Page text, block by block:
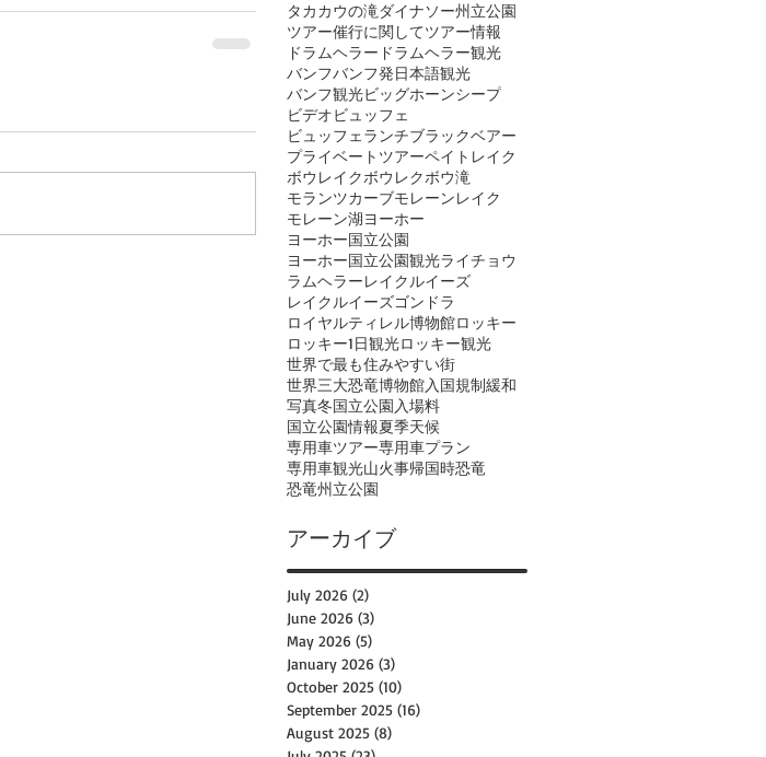
タカカウの滝ダイナソー州立公園
ツアー催行に関してツアー情報
ドラムヘラー ドラムヘラー観光
バンフバンフ発日本語観光
バンフ観光ビッグホーンシープ
ビデオビュッフェ
ビュッフェランチブラックベアー
プライベートツアーペイトレイク
ボウレイクボウレクボウ滝
モランツカーブモレーンレイク
モレーン湖ヨーホー
ヨーホー国立公園
ヨーホー国立公園観光ライチョウ
ラムヘラーレイクルイーズ
レイクルイーズゴンドラ
ロイヤルティレル博物館ロッキー
ロッキー1日観光ロッキー観光
世界で最も住みやすい街
世界三大恐竜博物館入国規制緩和
写真冬国立公園入場料
国立公園情報夏季天候
専用車ツアー専用車プラン
専用車観光山火事帰国時恐竜
恐竜州立公園
アーカイブ
July 2026 (2)
June 2026 (3)
May 2026 (5)
January 2026 (3)
October 2025 (10)
September 2025 (16)
August 2025 (8)